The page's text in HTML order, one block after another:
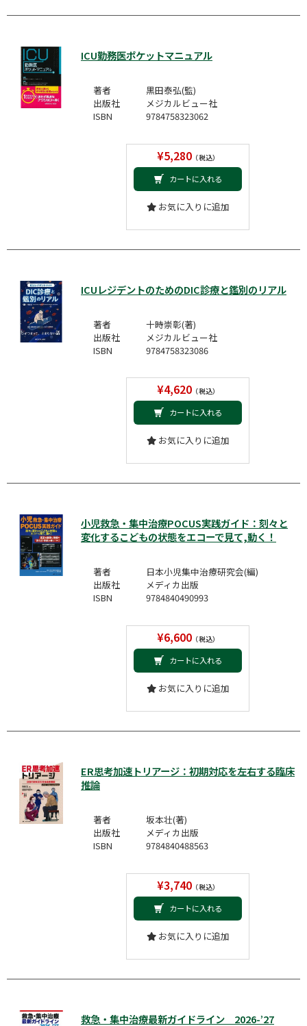
ICU勤務医ポケットマニュアル
著者
黒田泰弘(監)
出版社
メジカルビュー社
ISBN
9784758323062
¥5,280（税込）
カートに入れる
お気に入りに追加
ICUレジデントのためのDIC診療と鑑別のリアル
著者
十時崇彰(著)
出版社
メジカルビュー社
ISBN
9784758323086
¥4,620（税込）
カートに入れる
お気に入りに追加
小児救急・集中治療POCUS実践ガイド：刻々と
変化するこどもの状態をエコーで見て,動く！
著者
日本小児集中治療研究会(編)
出版社
メディカ出版
ISBN
9784840490993
¥6,600（税込）
カートに入れる
お気に入りに追加
ER思考加速トリアージ：初期対応を左右する臨床
推論
著者
坂本壮(著)
出版社
メディカ出版
ISBN
9784840488563
¥3,740（税込）
カートに入れる
お気に入りに追加
救急・集中治療最新ガイドライン 2026-’27